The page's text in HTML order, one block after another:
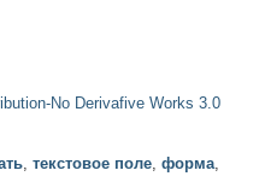
No Derivafive Works 3.0
, текстовое поле, форма,